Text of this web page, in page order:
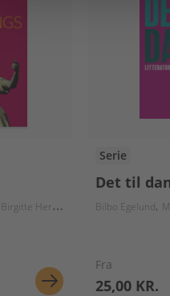
Birgitte Herløv Lars Christiansen
Serie
Det til
Bilbo Egelund
Fra
25,00 KR.